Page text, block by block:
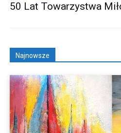
50 Lat Towarzystwa
Najnowsze